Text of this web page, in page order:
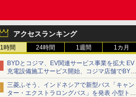
アクセスランキング
1時間 24時間 1週間 1カ月
BYDとコジマ、EV関連サービス事業を拡大 EV
充電設備施工サービス開始、コジマ店舗でBYD
車の展示・試乗イベントを強化
三菱ふそう、インドネシアで新型バス「キャン
ター・エクストラロングバス」を発表 小型トラ